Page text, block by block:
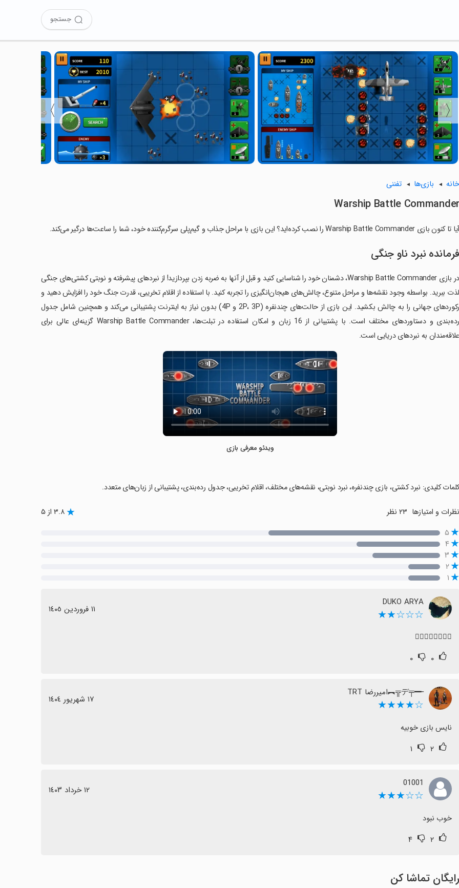
جستجو
〈
〉
خانه بازی‌ها تفننی
Warship Battle Commander
آیا تا کنون بازی Warship Battle Commander را نصب کرده‌اید؟ این بازی با مراحل جذاب و گیم‌پلی سرگرم‌کننده خود، شما را ساعت‌ها درگیر می‌کند.
فرمانده نبرد ناو جنگی
در بازی Warship Battle Commander، دشمنان خود را شناسایی کنید و قبل از آنها به ضربه زدن بپردازید! از نبردهای پیشرفته و نوبتی کشتی‌های جنگی
لذت ببرید. بواسطه وجود نقشه‌ها و مراحل متنوع، چالش‌های هیجان‌انگیزی را تجربه کنید. با استفاده از اقلام تخریبی، قدرت جنگ خود را افزایش دهید و
رکوردهای جهانی را به چالش بکشید. این بازی از حالت‌های چندنفره (2P، 3P و 4P) بدون نیاز به اینترنت پشتیبانی می‌کند و همچنین شامل جدول
رده‌بندی و دستاوردهای مختلف است. با پشتیبانی از 16 زبان و امکان استفاده در تبلت‌ها، Warship Battle Commander گزینه‌ای عالی برای
علاقه‌مندان به نبردهای دریایی است.
ویدئو معرفی بازی
‏کلمات کلیدی: نبرد کشتی، بازی چندنفره، نبرد نوبتی، نقشه‌های مختلف، اقلام تخریبی، جدول رده‌بندی، پشتیبانی از زبان‌های متعدد.
نظرات و امتیازها ۳.۸ از ۵
۵
۴
۳
۲
۱
DUKO ARYA
☆☆☆★★ ١١ فروردین ١٤٠٥
😵‍💫😵‍💫😵‍💫😵‍💫
۰ ۰
╾━╤デ╦︻امیررضا TRT
☆★★★★ ١٧ شهریور ١٤٠٤
نایس بازی خوبیه
۲ ۱
01001
☆☆★★★ ١٢ خرداد ١٤٠٣
خوب نبود
۲ ۴
رایگان تماشا کن